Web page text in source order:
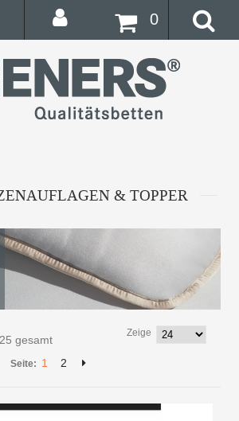
0
& TOPPER
gesamt
Zeige
Seite: 1 2